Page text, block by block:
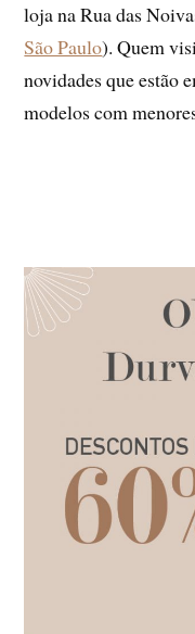
loja na Rua das
São Paulo). Quem
novidades que estão
modelos com